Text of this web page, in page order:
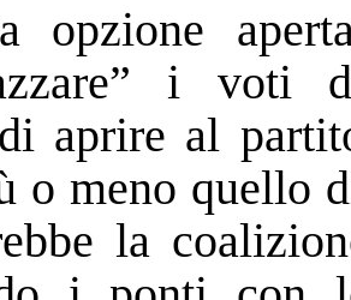
opzione
i voti
aprire al
o meno quello
la